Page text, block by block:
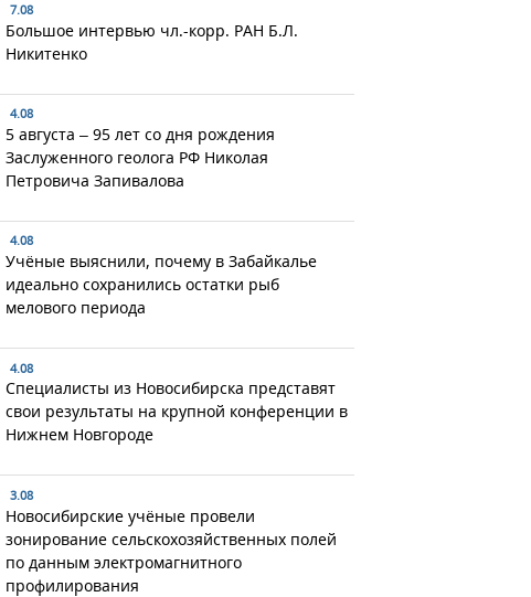
7.08
Большое интервью чл.-корр. РАН Б.Л.
Никитенко
4.08
5 августа – 95 лет со дня рождения
Заслуженного геолога РФ Николая
Петровича Запивалова
4.08
Учёные выяснили, почему в Забайкалье
идеально сохранились остатки рыб
мелового периода
4.08
Специалисты из Новосибирска представят
свои результаты на крупной конференции в
Нижнем Новгороде
3.08
Новосибирские учёные провели
зонирование сельскохозяйственных полей
по данным электромагнитного
профилирования